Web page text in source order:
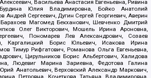
Васильева Анастасия Евгеньевна, Ривина
Юлия Владимировна, Бойко Анатолий
Андрей Сергеевич, Дугин Сергей Георгиевич, Аверин
Барахоев Магомед Бекханович, Шевченко Дмитрий
Олег Викторович, Мошель Ирина Ароновна,
Пономарев Лев Александрович, Созаев
Каргалицкий Борис Юльевич, Исакова Ирина
Тимур Рифгатович, Романова Ольга Евгеньевна,
Цирульников Борис Альбертович, Халидова
Людевиг Марина Зариевна, Федотова Галина
Анатольевич, Верховский Александр Маркович,
Петровна, Кочеткова Татьяна Владимировна,